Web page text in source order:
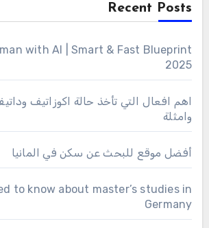
Recent Posts
with AI | Smart & Fast Blueprint
2025
اهم افعال التي تأخذ حالة اكوزاتيف
وامثلة
أفضل موقع للبحث عن سكن في المانيا
to know about master’s studies in
Germany